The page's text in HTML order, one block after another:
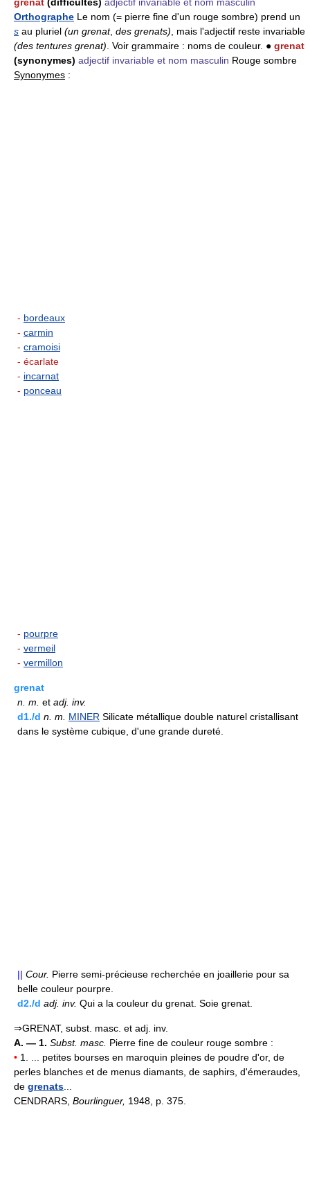
Orthographe Le nom (= pierre fine d'un rouge sombre) prend un
s au pluriel (un grenat, des grenats) , mais l'adjectif reste invariable
(des tentures grenat) . Voir grammaire : noms de couleur. ● grenat
(synonymes) adjectif invariable et nom masculin Rouge sombre
Synonymes :
- bordeaux
- carmin
- cramoisi
- écarlate
- incarnat
- ponceau
- pourpre
- vermeil
- vermillon
grenat
n. m. et adj. inv.
d1./d n. m. MINER Silicate métallique double naturel cristallisant
dans le système cubique, d'une grande dureté.
|| Cour. Pierre semi-précieuse recherchée en joaillerie pour sa
belle couleur pourpre.
d2./d adj. inv. Qui a la couleur du grenat. Soie grenat.
⇒GRENAT, subst. masc. et adj. inv.
A. — 1. Subst. masc. Pierre fine de couleur rouge sombre :
• 1. ... petites bourses en maroquin pleines de poudre d'or, de
perles blanches et de menus diamants, de saphirs, d'émeraudes,
de grenats
CENDRARS, Bourlinguer, 1948, p. 375.